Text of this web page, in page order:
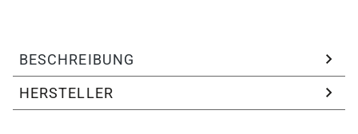
BESCHREIBUNG
HERSTELLER